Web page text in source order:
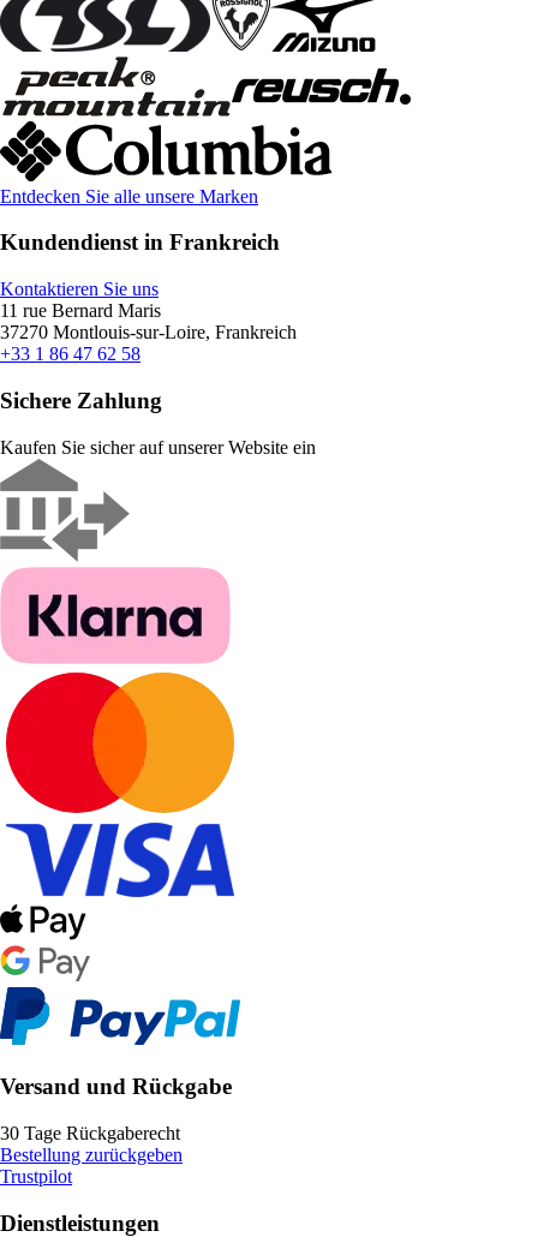
Entdecken Sie alle unsere Marken
Kundendienst in Frankreich
Kontaktieren Sie uns
11 rue Bernard Maris
37270 Montlouis-sur-Loire, Frankreich
+33 1 86 47 62 58
Sichere Zahlung
Kaufen Sie sicher auf unserer Website ein
Versand und Rückgabe
30 Tage Rückgaberecht
Bestellung zurückgeben
Trustpilot
Dienstleistungen